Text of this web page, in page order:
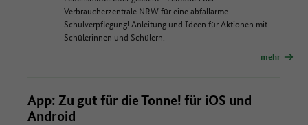
Verbraucherzentrale NRW für eine abfallarme
Schulverpflegung! Anleitung und Ideen für Aktionen mit
Schülerinnen und Schülern.
mehr
App: Zu gut für die Tonne! für iOS und
Android